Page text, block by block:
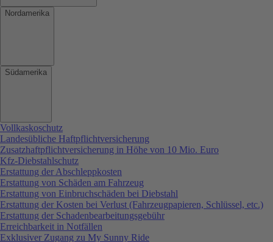
Nordamerika
Südamerika
Vollkaskoschutz
Landesübliche Haftpflichtversicherung
Zusatzhaftpflichtversicherung in Höhe von 10 Mio. Euro
Kfz-Diebstahlschutz
Erstattung der Abschleppkosten
Erstattung von Schäden am Fahrzeug
Erstattung von Einbruchschäden bei Diebstahl
Erstattung der Kosten bei Verlust (Fahrzeugpapieren, Schlüssel, etc.)
Erstattung der Schadenbearbeitungsgebühr
Erreichbarkeit in Notfällen
Exklusiver Zugang zu My Sunny Ride